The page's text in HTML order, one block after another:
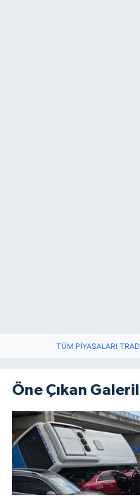
TÜM PIYASALARI
Öne Çıkan